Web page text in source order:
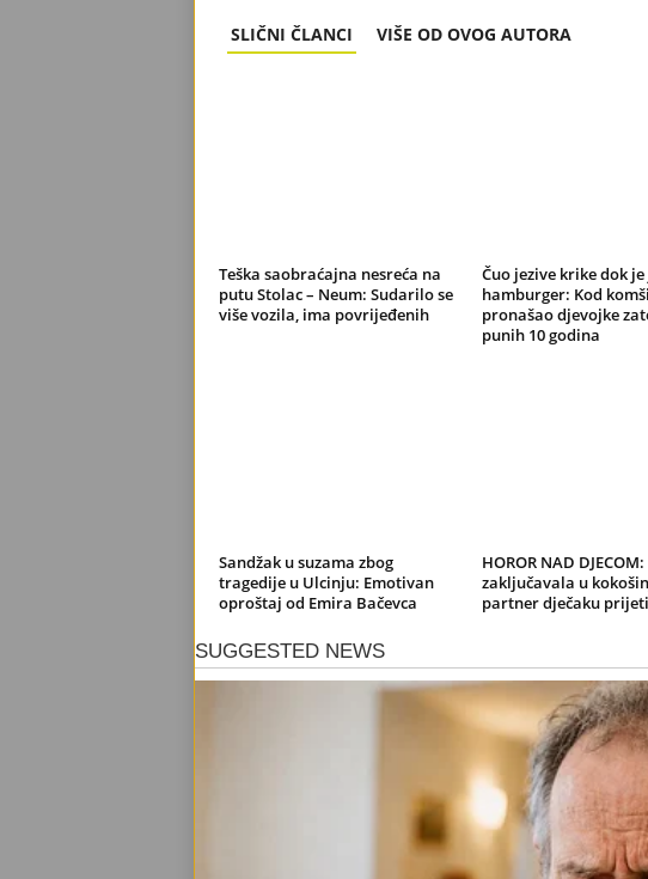
SLIČNI ČLANCI VIŠE OD OVOG AUTORA
Teška saobraćajna nesreća na
putu Stolac – Neum: Sudarilo se
više vozila, ima povrijeđenih
Čuo jezive krike dok je
hamburger: Kod
pronašao djevojke
punih 10 godina
Sandžak u suzama zbog
tragedije u Ulcinju: Emotivan
oproštaj od Emira Bačevca
HOROR NAD
zaključavala u
partner dječaku